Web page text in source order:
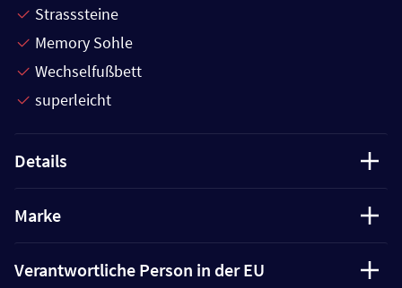
Strasssteine
Memory Sohle
Wechselfußbett
superleicht
Details
Marke
Verantwortliche Person in der EU